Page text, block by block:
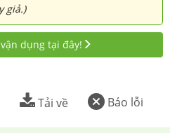
giả.)
dụng tại đây!
Báo lỗi
Tải về